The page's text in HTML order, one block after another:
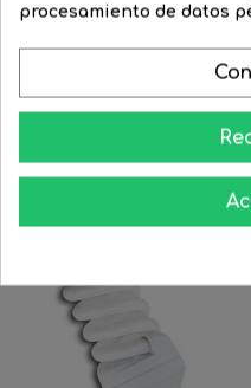
Bombilla Esférica ahorro...
Precio
19,52 € Precio
8,05 €
 
procesamiento de datos